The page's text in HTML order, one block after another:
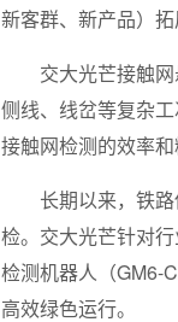
新客群、新产品）拓
交大光芒接触
侧线、线岔等复杂
接触网检测的效率
长期以来，铁
检。交大光芒针对
检测机器人（GM6-
高效绿色运行。